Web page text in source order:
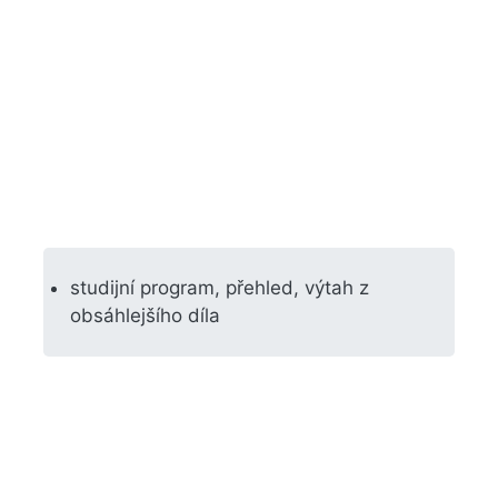
studijní program, přehled, výtah z
obsáhlejšího díla